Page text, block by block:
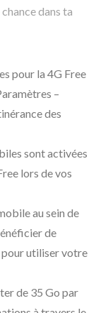
dans ta
pour la 4G Free
–
des
sont activées
lors de vos
au sein de
de
utiliser votre
de 35 Go par